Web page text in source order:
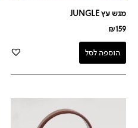
מגש עץ JUNGLE
₪159
הוספה לסל